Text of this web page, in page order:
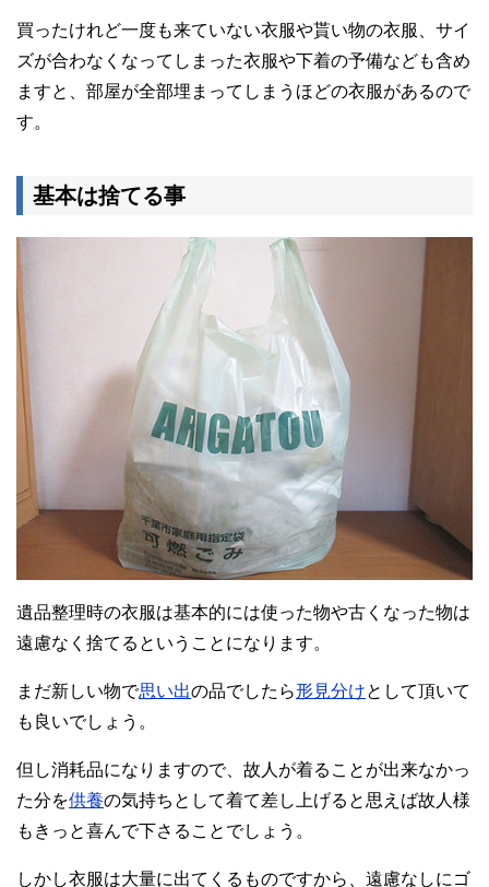
買ったけれど一度も来ていない衣服や貰い物の衣服、サイ
ズが合わなくなってしまった衣服や下着の予備なども含め
ますと、部屋が全部埋まってしまうほどの衣服があるので
す。
基本は捨てる事
遺品整理時の衣服は基本的には使った物や古くなった物は
遠慮なく捨てるということになります。
まだ新しい物で思い出の品でしたら形見分けとして頂いて
も良いでしょう。
但し消耗品になりますので、故人が着ることが出来なかっ
た分を供養の気持ちとして着て差し上げると思えば故人様
もきっと喜んで下さることでしょう。
しかし衣服は大量に出てくるものですから、遠慮なしにゴ